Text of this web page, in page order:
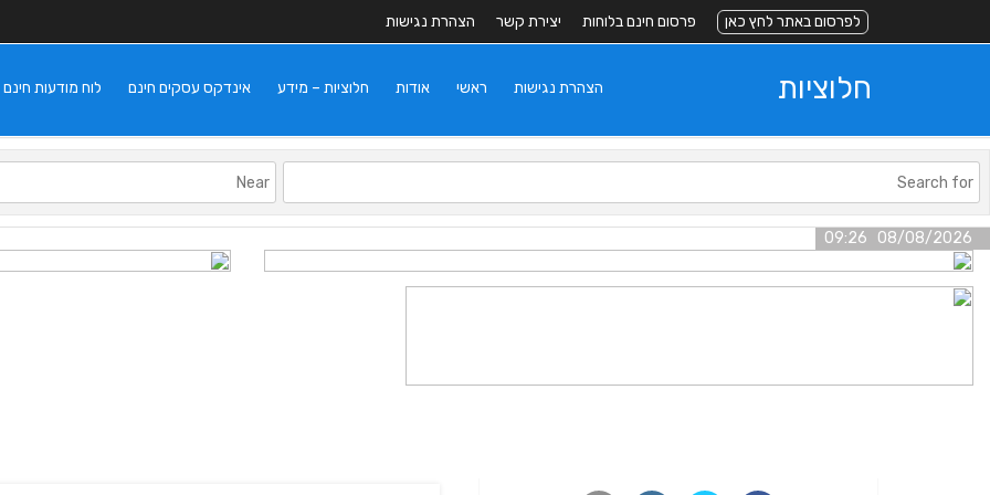
לפרסום באתר לחץ כאן פרסום חינם בלוחות יצירת קשר הצהרת נגישות
חלוציות לוח מודעות חינם אינדקס עסקים חינם חלוציות – מידע אודות ראשי הצהרת נגישות
08/08/2026 09:26